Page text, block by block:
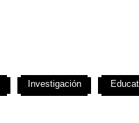
Investigación